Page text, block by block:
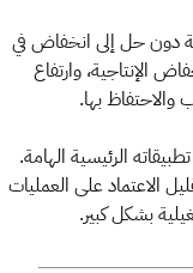
دون حل إلى انخفاض في
الإنتاجية، وارتفاع
بها.
الرئيسية الهامة.
الاعتماد على العمليات
بشكل كبير.